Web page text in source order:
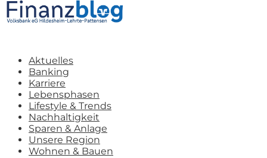
Aktuelles
Banking
Karriere
Lebensphasen
Lifestyle & Trends
Nachhaltigkeit
Sparen & Anlage
Unsere Region
Wohnen & Bauen